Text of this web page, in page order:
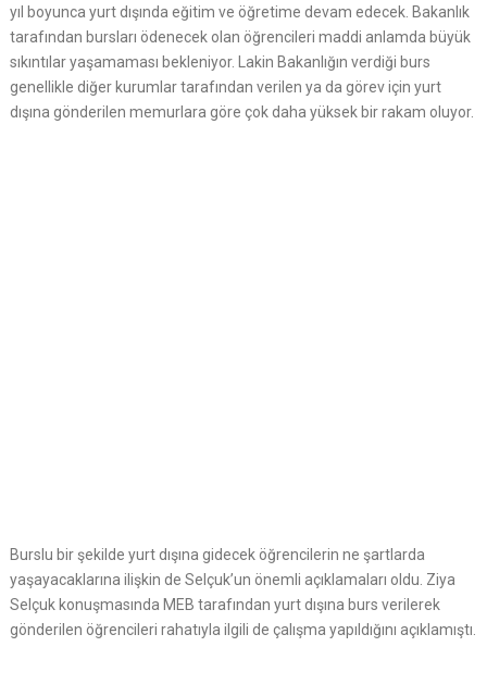
yıl boyunca yurt dışında eğitim ve öğretime devam edecek. Bakanlık
tarafından bursları ödenecek olan öğrencileri maddi anlamda büyük
sıkıntılar yaşamaması bekleniyor. Lakin Bakanlığın verdiği burs
genellikle diğer kurumlar tarafından verilen ya da görev için yurt
dışına gönderilen memurlara göre çok daha yüksek bir rakam oluyor.
Burslu bir şekilde yurt dışına gidecek öğrencilerin ne şartlarda
yaşayacaklarına ilişkin de Selçuk’un önemli açıklamaları oldu. Ziya
Selçuk konuşmasında MEB tarafından yurt dışına burs verilerek
gönderilen öğrencileri rahatıyla ilgili de çalışma yapıldığını açıklamıştı.